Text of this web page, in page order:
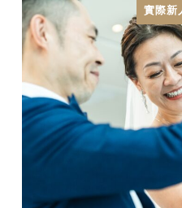
實際新